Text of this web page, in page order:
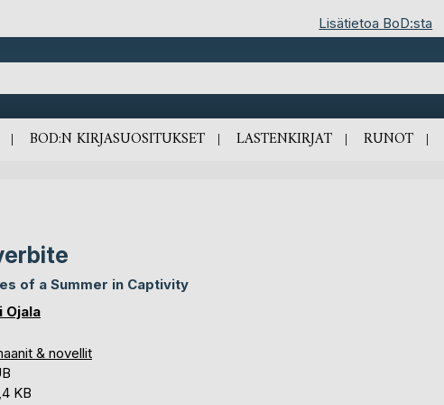
Lisätietoa BoD:sta
BOD:N KIRJASUOSITUKSET LASTENKIRJAT RUNOT
of a Summer in Captivity
Ojala
& novellit
KB